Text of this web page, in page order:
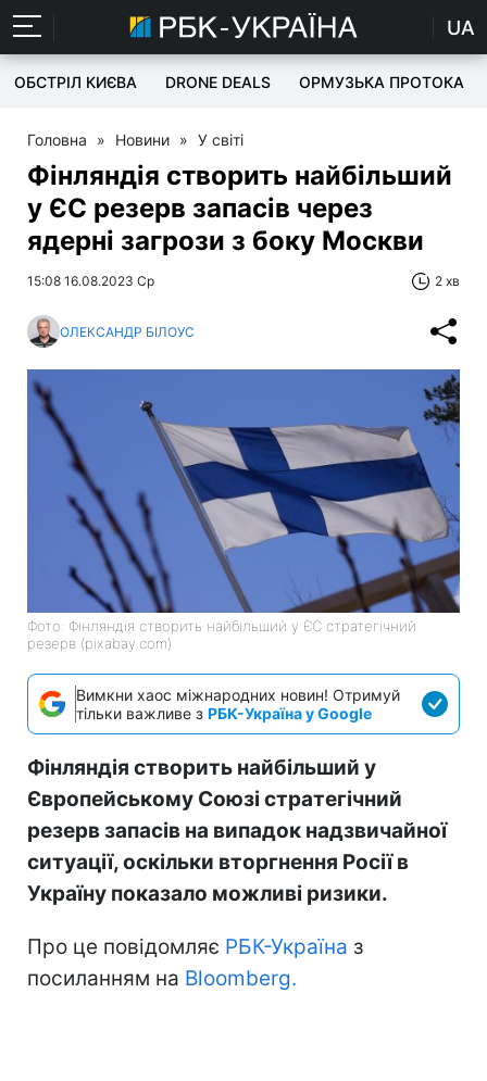
UA
ОБСТРІЛ КИЄВА DRONE DEALS ОРМУЗЬКА ПРОТОКА
Головна » Новини » У світі
Фінляндія створить найбільший
у ЄС резерв запасів через
ядерні загрози з боку Москви
15:08 16.08.2023 Ср 2 хв
ОЛЕКСАНДР БІЛОУС
Фото: Фінляндія створить найбільший у ЄС стратегічний
резерв (pixabay.com)
Вимкни хаос міжнародних новин! Отримуй
тільки важливе з РБК-Україна у Google
Фінляндія створить найбільший у
Європейському Союзі стратегічний
резерв запасів на випадок надзвичайної
ситуації, оскільки вторгнення Росії в
Україну показало можливі ризики.
Про це повідомляє РБК-Україна з
посиланням на Bloomberg.